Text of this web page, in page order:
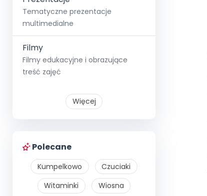
Tematyczne prezentacje
multimedialne
Filmy
Filmy edukacyjne i obrazujące
treść zajęć
Więcej
Polecane
Kumpelkowo
Czuciaki
Witaminki
Wiosna